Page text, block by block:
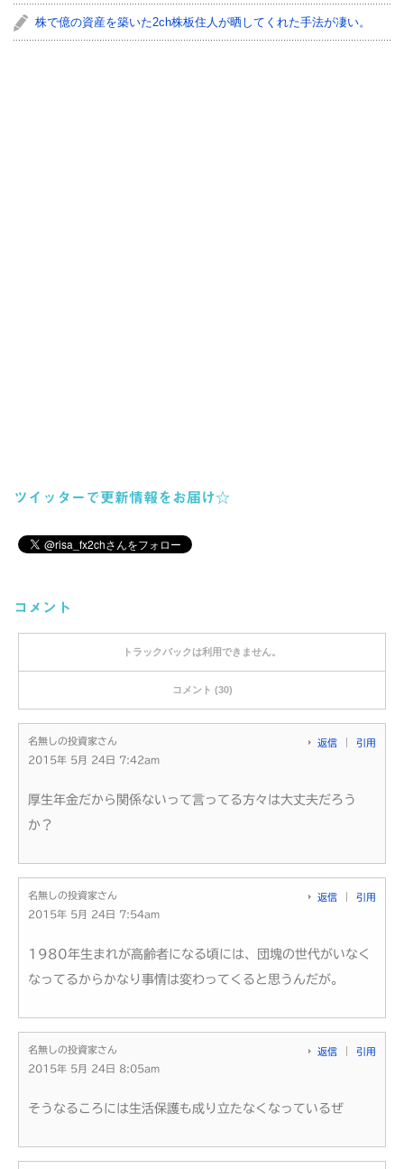
株で億の資産を築いた2ch株板住人が晒してくれた手法が凄い。
ツイッターで更新情報をお届け☆
コメント
トラックバックは利用できません。
コメント (30)
名無しの投資家さん
2015年 5月 24日 7:42am
返信 引用
厚生年金だから関係ないって言ってる方々は大丈夫だろう
か？
名無しの投資家さん
2015年 5月 24日 7:54am
返信 引用
1980年生まれが高齢者になる頃には、団塊の世代がいなく
なってるからかなり事情は変わってくると思うんだが。
名無しの投資家さん
2015年 5月 24日 8:05am
返信 引用
そうなるころには生活保護も成り立たなくなっているぜ